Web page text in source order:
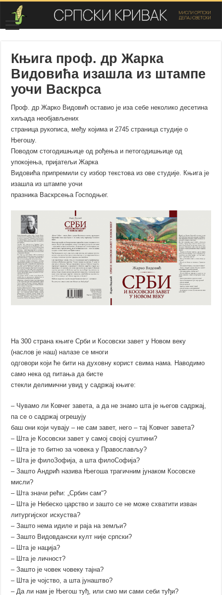
Књига проф. др Жарка
Видовића изашла из штампе
уочи Васкрса
Проф. др Жарко Видовић оставио је иза себе неколико десетина
хиљада необјављених
страница рукописа, међу којима и 2745 страница студије о
Његошу.
Поводом стогодишњице од рођења и петогодишњице од
упокојења, пријатељи Жарка
Видовића припремили су избор текстова из ове студије. Књига је
изашла из штампе уочи
празника Васкрсења Господњег.
На 300 страна књиге Срби и Косовски завет у Новом веку
(наслов је наш) налазе се многи
одговори који ће бити на духовну корист свима нама. Наводимо
само нека од питања да бисте
стекли делимични увид у садржај књиге:
– Чувамо ли Ковчег завета, а да не знамо шта је његов садржај,
па се о садржај огрешују
баш они који чувају – не сам завет, него – тај Ковчег завета?
– Шта је Косовски завет у самој својој суштини?
– Шта је то битно за човека у Православљу?
– Шта је филоЗофија, а шта филоСофија?
– Зашто Андрић назива Његоша трагичним јунаком Косовске
мисли?
– Шта значи рећи: „Србин сам“?
– Шта је Небеско царство и зашто се не може схватити изван
литургијског искуства?
– Зашто нема идиле и раја на земљи?
– Зашто Видовдански култ није српски?
– Шта је нација?
– Шта је личност?
– Зашто је човек човеку тајна?
– Шта је чојство, а шта јунаштво?
– Да ли нам је Његош туђ, или смо ми сами себи туђи?